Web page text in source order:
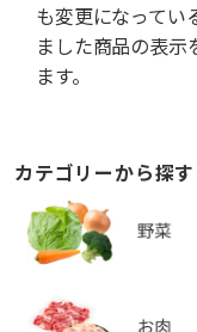
も変更になってい
ました商品の表示
ます。
カテゴリーから探す